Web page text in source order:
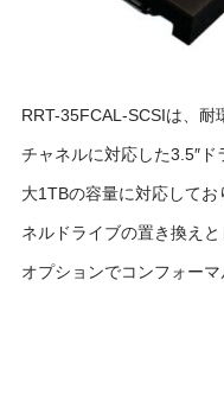
RRT-35FCAL-SCSIは、耐
チャネルに対応した3.5″
大1TBの容量に対応して
ネルドライブの置き換え
オプションでコンフォー